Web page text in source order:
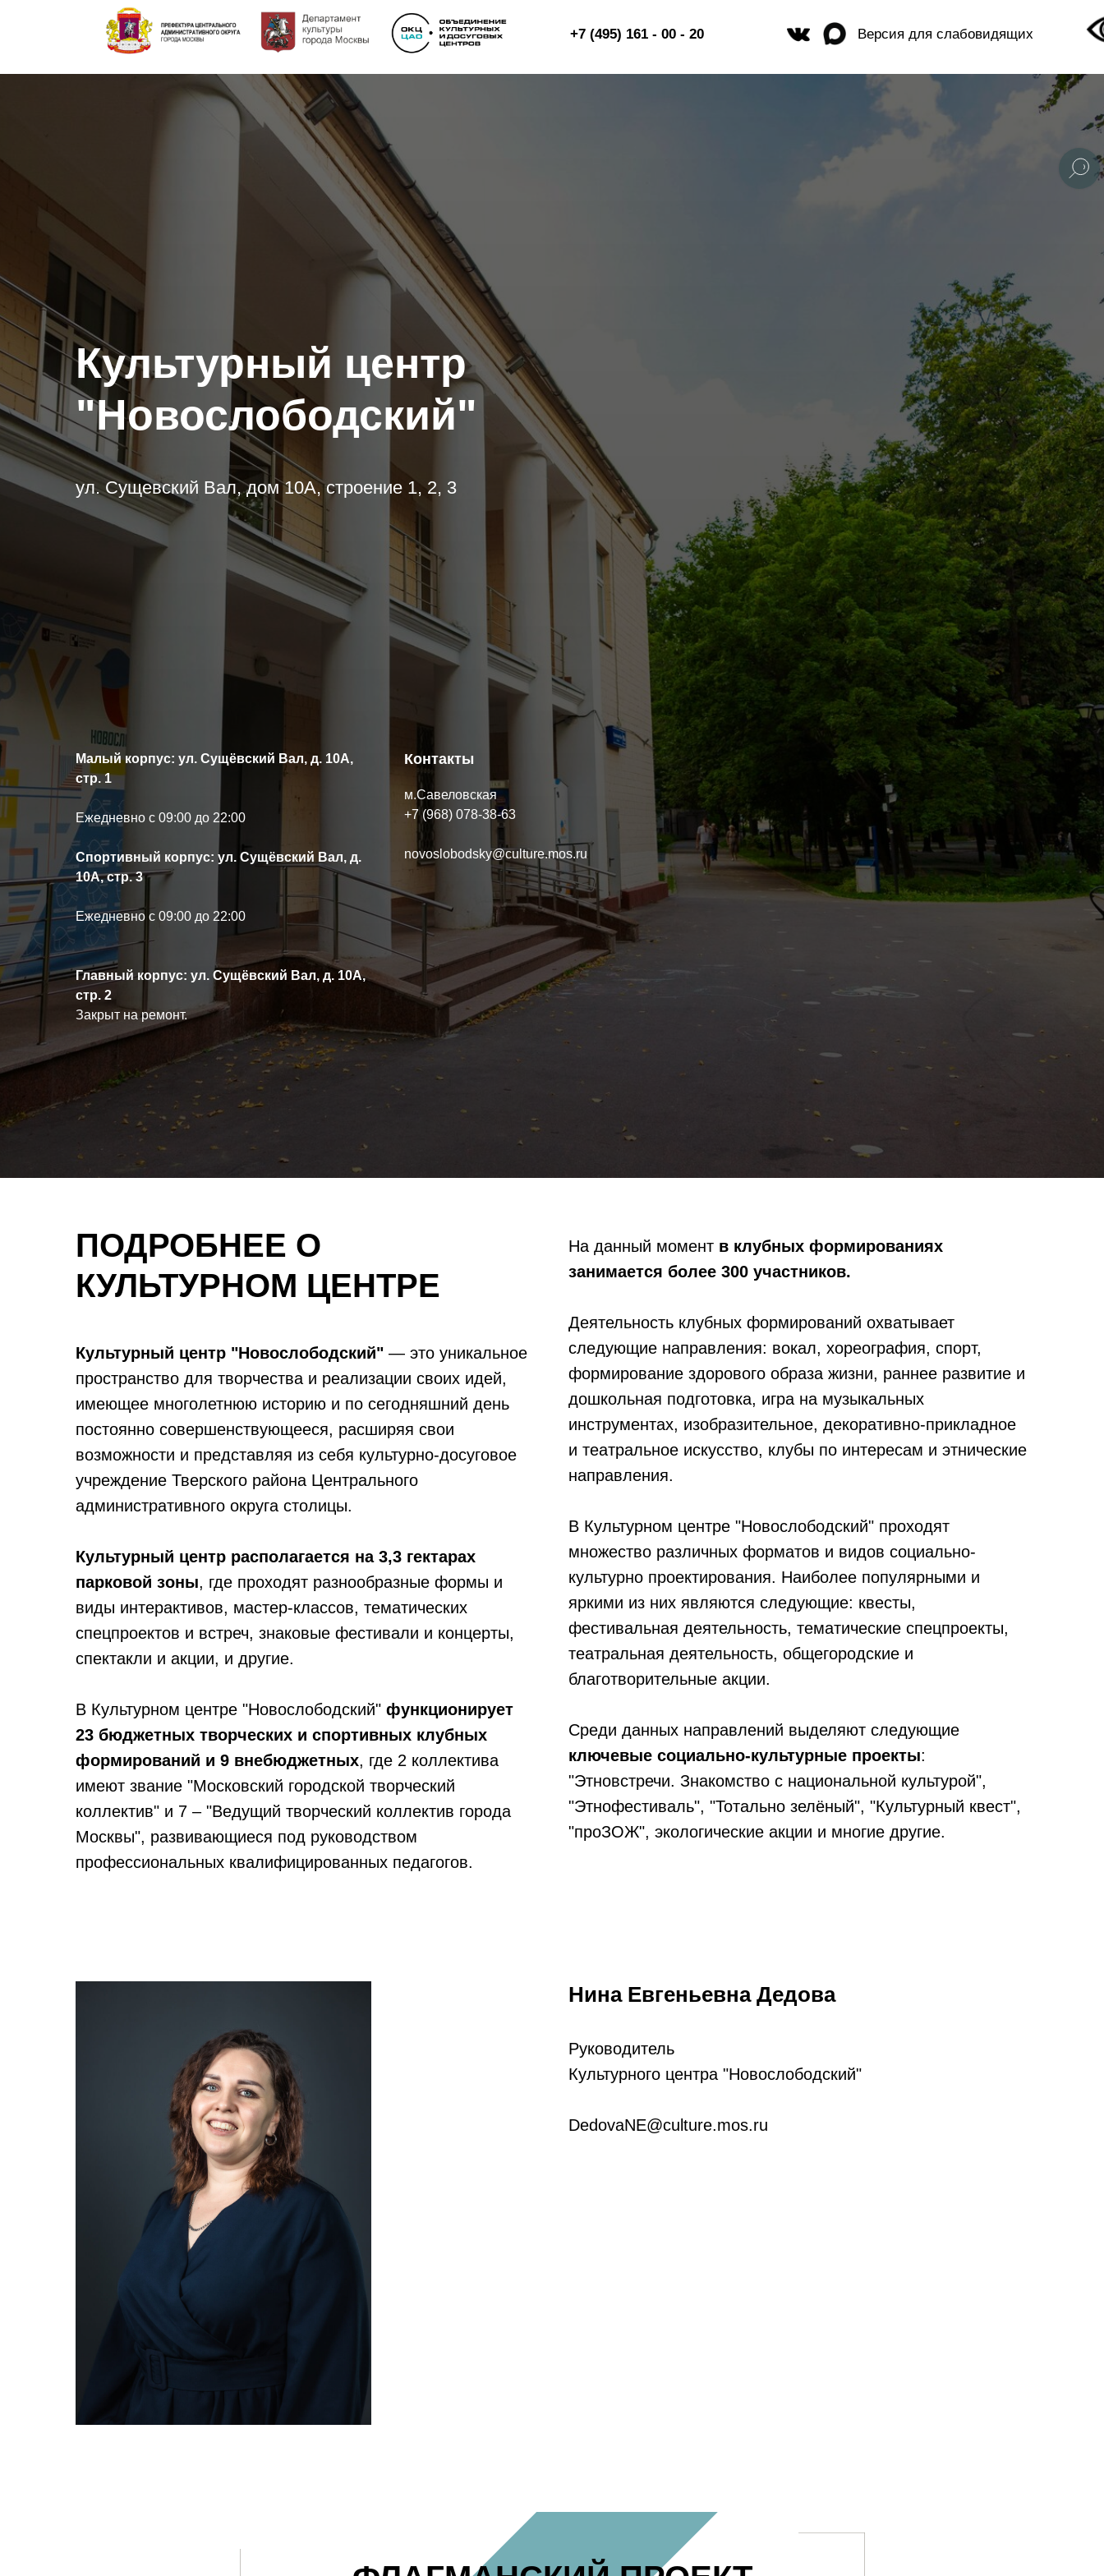
+7 (495) 161 - 00 - 20 Версия для слабовидящих
Культурный центр
"Новослободский"
ул. Сущевский Вал, дом 10А, строение 1, 2, 3
Малый корпус: ул. Сущёвский Вал, д. 10А,
стр. 1
Ежедневно с 09:00 до 22:00
Спортивный корпус: ул. Сущёвский Вал, д.
10А, стр. 3
Ежедневно с 09:00 до 22:00
Главный корпус: ул. Сущёвский Вал, д. 10А,
стр. 2
Закрыт на ремонт.
Контакты
м.Савеловская
+7 (968) 078-38-63
novoslobodsky@culture.mos.ru
ПОДРОБНЕЕ О
КУЛЬТУРНОМ ЦЕНТРЕ
Культурный центр "Новослободский" — это уникальное
пространство для творчества и реализации своих идей,
имеющее многолетнюю историю и по сегодняшний день
постоянно совершенствующееся, расширяя свои
возможности и представляя из себя культурно-досуговое
учреждение Тверского района Центрального
административного округа столицы.
Культурный центр располагается на 3,3 гектарах
парковой зоны, где проходят разнообразные формы и
виды интерактивов, мастер-классов, тематических
спецпроектов и встреч, знаковые фестивали и концерты,
спектакли и акции, и другие.
В Культурном центре "Новослободский" функционирует
23 бюджетных творческих и спортивных клубных
формирований и 9 внебюджетных, где 2 коллектива
имеют звание "Московский городской творческий
коллектив" и 7 – "Ведущий творческий коллектив города
Москвы", развивающиеся под руководством
профессиональных квалифицированных педагогов.
На данный момент в клубных формированиях
занимается более 300 участников.
Деятельность клубных формирований охватывает
следующие направления: вокал, хореография, спорт,
формирование здорового образа жизни, раннее развитие и
дошкольная подготовка, игра на музыкальных
инструментах, изобразительное, декоративно-прикладное
и театральное искусство, клубы по интересам и этнические
направления.
В Культурном центре "Новослободский" проходят
множество различных форматов и видов социально-
культурно проектирования. Наиболее популярными и
яркими из них являются следующие: квесты,
фестивальная деятельность, тематические спецпроекты,
театральная деятельность, общегородские и
благотворительные акции.
Среди данных направлений выделяют следующие
ключевые социально-культурные проекты:
"Этновстречи. Знакомство с национальной культурой",
"Этнофестиваль", "Тотально зелёный", "Культурный квест",
"проЗОЖ", экологические акции и многие другие.
Нина Евгеньевна Дедова
Руководитель
Культурного центра "Новослободский"
DedovaNE@culture.mos.ru